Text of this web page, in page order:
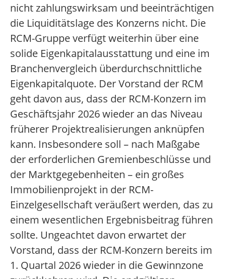
nicht zahlungswirksam und beeinträchtigen
die Liquiditätslage des Konzerns nicht. Die
RCM-Gruppe verfügt weiterhin über eine
solide Eigenkapitalausstattung und eine im
Branchenvergleich überdurchschnittliche
Eigenkapitalquote. Der Vorstand der RCM
geht davon aus, dass der RCM-Konzern im
Geschäftsjahr 2026 wieder an das Niveau
früherer Projektrealisierungen anknüpfen
kann. Insbesondere soll – nach Maßgabe
der erforderlichen Gremienbeschlüsse und
der Marktgegebenheiten – ein großes
Immobilienprojekt in der RCM-
Einzelgesellschaft veräußert werden, das zu
einem wesentlichen Ergebnisbeitrag führen
sollte. Ungeachtet davon erwartet der
Vorstand, dass der RCM-Konzern bereits im
1. Quartal 2026 wieder in die Gewinnzone